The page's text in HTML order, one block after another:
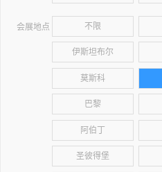
会展地点 不限
伊斯坦布尔
莫斯科
巴黎
阿伯丁
圣彼得堡